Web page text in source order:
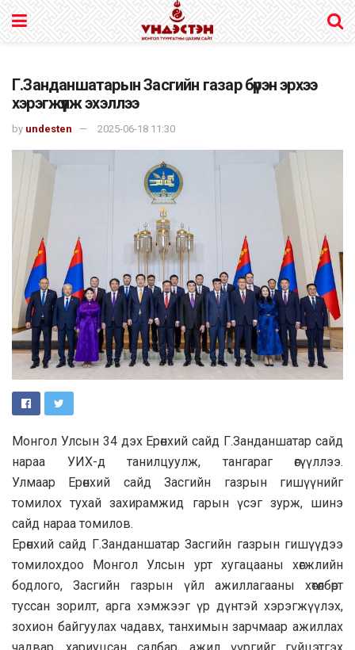
Г.Занданшатарын Засгийн газар бүрэн эрхээ
хэрэгжүүлж эхэллээ
by undesten 2025-06-18 11:30
Монгол Улсын 34 дэх Ерөнхий сайд Г.Занданшатар сайд
нараа УИХ-д танилцуулж, тангараг өгүүллээ.
Улмаар Ерөнхий сайд Засгийн газрын гишүүнийг
томилох тухай захирамжид гарын үсэг зурж, шинэ
сайд нараа томилов.
Ерөнхий сайд Г.Занданшатар Засгийн газрын гишүүдээ
томилохдоо Монгол Улсын урт хугацааны хөгжлийн
бодлого, Засгийн газрын үйл ажиллагааны хөтөлбөрт
туссан зорилт, арга хэмжээг үр дүнтэй хэрэгжүүлэх,
зохион байгуулах чадавх, танхимын зарчмаар ажиллах